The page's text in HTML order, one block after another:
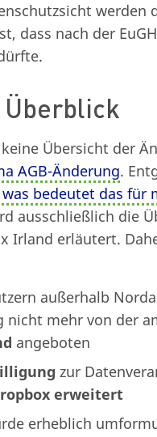
werden
dass nach der
Übersicht der
AGB-Änderung.
bedeutet das für
ausschließlich die
Irland erläutert.
außerhalb
nicht mehr von der
angeboten
zur
erweitert
erheblich